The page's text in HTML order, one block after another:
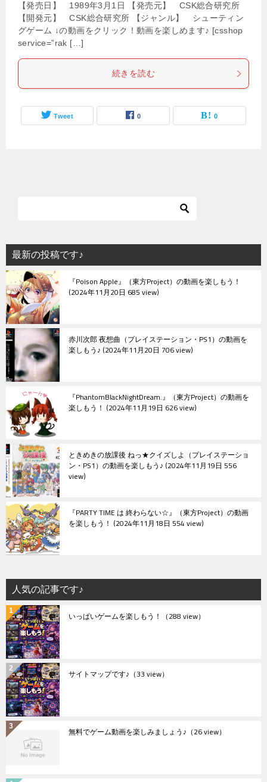
【発売日】 1989年3月1日 【発売元】 CSK総合研究所
【開発元】 CSK総合研究所 【ジャンル】 シューティン
グゲーム ↓の動画をクリック！動画を楽しめます♪ [csshop
service=”rak […]
続きを読む
Tweet 0 0
最新の投稿です♪
『Poison Apple』（東方Project）の動画を楽しもう！
2024年11月20日 685 view
赤川次郎 夜想曲（プレイステーション・PS1）の動画を
楽しもう♪ 2024年11月20日 706 view
『PhantomBlackNightDream.』（東方Project）の動画を
楽しもう！ 2024年11月19日 626 view
ときめきの放課後 ねっ★クイズしよ（プレイステーショ
ン・PS1）の動画を楽しもう♪ 2024年11月19日 556
view
『PARTY TIME は 終わらない☆』（東方Project）の動画
を楽しもう！ 2024年11月18日 554 view
人気の記事です♪
いっぱいゲームを楽しもう！ （288 view）
サイトマップです♪ （33 view）
無料でゲーム動画を楽しみましょう♪ （26 view）